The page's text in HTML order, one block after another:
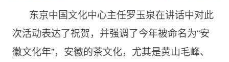
东京中国文化中心主任罗玉泉在讲话中对此
次活动表达了祝贺，并强调了今年被命名为“安
徽文化年”，安徽的茶文化，尤其是黄山毛峰、